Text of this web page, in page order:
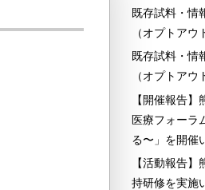
既存試料・情
（オプトアウ
既存試料・情
（オプトアウ
【開催報告
医療フォーラ
る〜」を開催
【活動報告
持研修を実施